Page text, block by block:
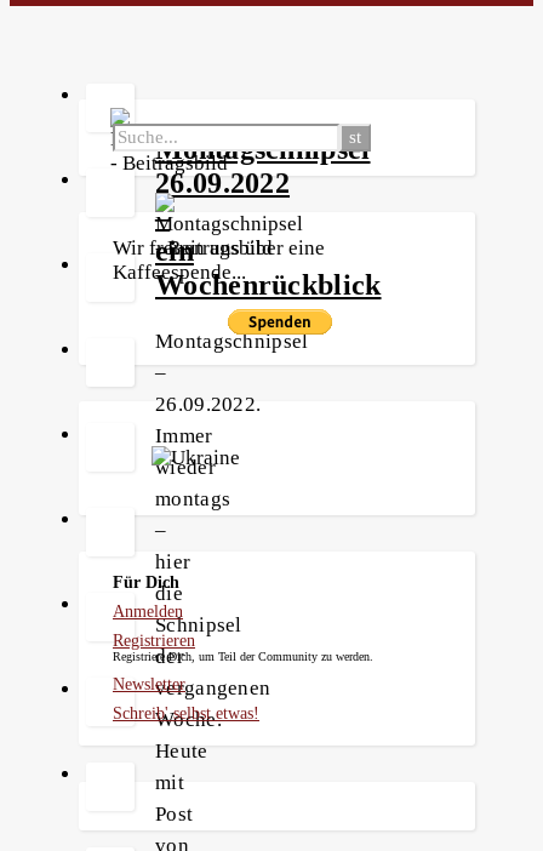
Montagschnipsel
26.09.2022
–
ein
Wochenrückblick
Montagschnipsel
–
26.09.2022.
Immer
wieder
montags
–
hier
die
Schnipsel
der
vergangenen
Woche.
Heute
mit
Post
von
Wir freuen uns über eine
Kaffeespende...
Für Dich
Anmelden
Registrieren
Registriere Dich, um Teil der Community zu werden.
Newsletter
Schreib' selbst etwas!